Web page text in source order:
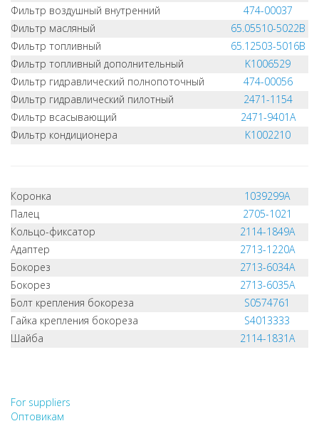
Фильтр воздушный внутренний
474-00037
Фильтр масляный
65.05510-5022B
Фильтр топливный
65.12503-5016B
Фильтр топливный дополнительный
K1006529
Фильтр гидравлический полнопоточный
474-00056
Фильтр гидравлический пилотный
2471-1154
Фильтр всасывающий
2471-9401A
Фильтр кондиционера
K1002210
Коронка
1039299A
Палец
2705-1021
Кольцо-фиксатор
2114-1849A
Адаптер
2713-1220A
Бокорез
2713-6034A
Бокорез
2713-6035A
Болт крепления бокореза
S0574761
Гайка крепления бокореза
S4013333
Шайба
2114-1831A
For suppliers
Оптовикам